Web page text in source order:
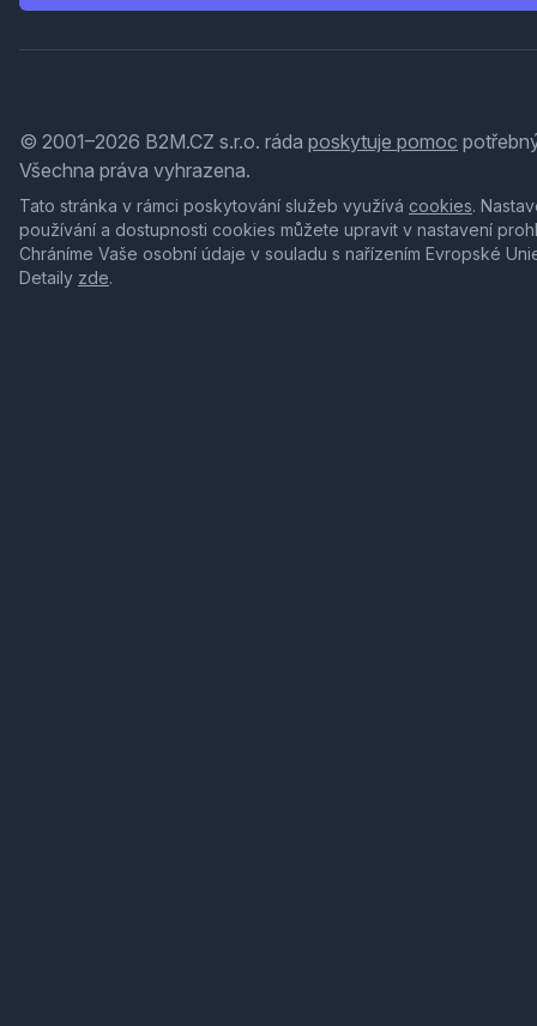
© 2001–2026 B2M.CZ s.r.o. ráda poskytuje pomoc
Všechna práva vyhrazena.
Tato stránka v rámci poskytování služeb využívá cookies.
používání a dostupnosti cookies můžete upravit v nastavení
Chráníme Vaše osobní údaje v souladu s nařízením Evropské
Detaily zde.